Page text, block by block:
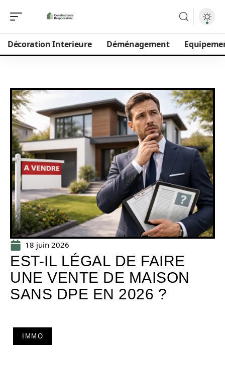
Décoration Interieure Déménagement
18 juin 2026
EST-IL LÉGAL DE FAIRE
UNE VENTE DE MAISON
SANS DPE EN 2026 ?
IMMO